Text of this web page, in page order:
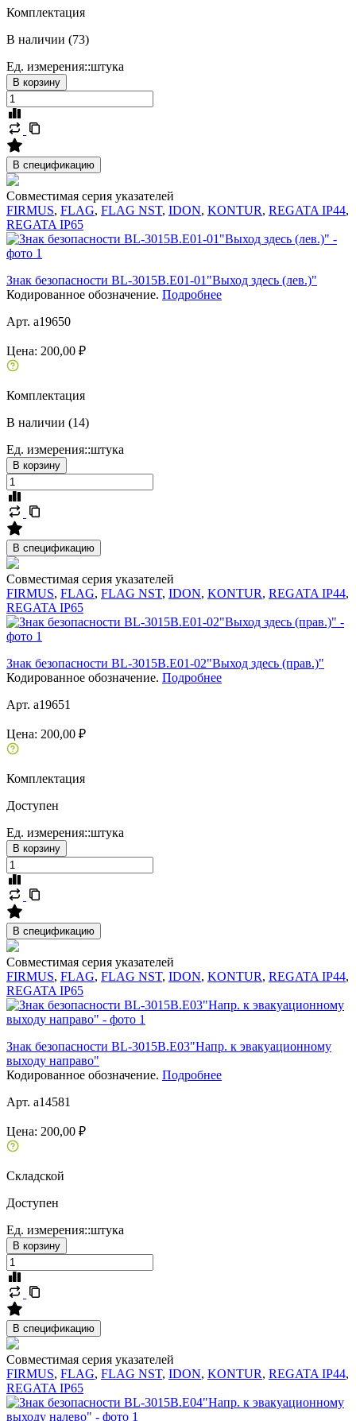
Комплектация
В наличии (73)
Ед. измерения::штука
В корзину
В спецификацию
Совместимая серия указателей
FIRMUS, FLAG, FLAG NST, IDON, KONTUR, REGATA IP44,
REGATA IP65
Знак безопасности BL-3015B.E01-01"Выход здесь (лев.)"
Кодированное обозначение. Подробнее
Арт. a19650
Цена: 200,00 ₽
Комплектация
В наличии (14)
Ед. измерения::штука
В корзину
В спецификацию
Совместимая серия указателей
FIRMUS, FLAG, FLAG NST, IDON, KONTUR, REGATA IP44,
REGATA IP65
Знак безопасности BL-3015B.E01-02"Выход здесь (прав.)"
Кодированное обозначение. Подробнее
Арт. a19651
Цена: 200,00 ₽
Комплектация
Доступен
Ед. измерения::штука
В корзину
В спецификацию
Совместимая серия указателей
FIRMUS, FLAG, FLAG NST, IDON, KONTUR, REGATA IP44,
REGATA IP65
Знак безопасности BL-3015B.E03"Напр. к эвакуационному
выходу направо"
Кодированное обозначение. Подробнее
Арт. a14581
Цена: 200,00 ₽
Складской
Доступен
Ед. измерения::штука
В корзину
В спецификацию
Совместимая серия указателей
FIRMUS, FLAG, FLAG NST, IDON, KONTUR, REGATA IP44,
REGATA IP65